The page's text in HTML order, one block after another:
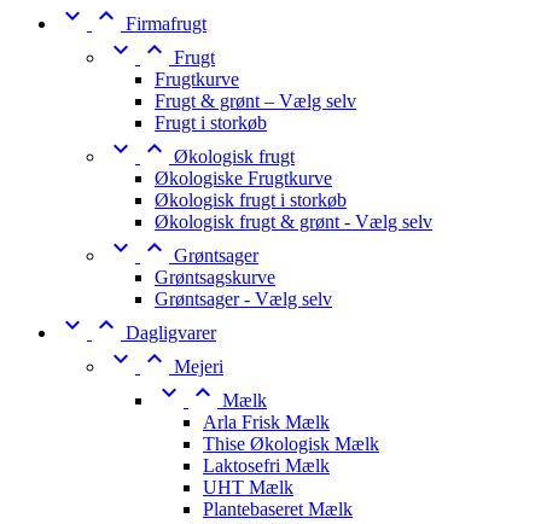
  Firmafrugt
  Frugt
Frugtkurve
Frugt & grønt – Vælg selv
Frugt i storkøb
  Økologisk frugt
Økologiske Frugtkurve
Økologisk frugt i storkøb
Økologisk frugt & grønt - Vælg selv
  Grøntsager
Grøntsagskurve
Grøntsager - Vælg selv
  Dagligvarer
  Mejeri
  Mælk
Arla Frisk Mælk
Thise Økologisk Mælk
Laktosefri Mælk
UHT Mælk
Plantebaseret Mælk